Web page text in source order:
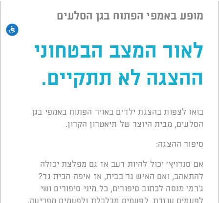
מופע באמפי הפתוח בגן הסלעים
לאור המצב הבטחוני
ההצגה לא תתקיים.
בואו לצפות בהצגת ילדים באויר הפתוח באמפי בגן
הסלעים, מבית היוצר של תיאטרון הקרון.
סיפור ההצגה:
אם סנדויץ׳ יכול להיות רעב אז גם מפלצת יכולה
להתאהב, ואם האיש גר בבית, אז איפה הבית גר?
ג'רמי מנסה לכתוב סיפורים, כל מיני סיפורים ושי
לפעמים עוזרת, לפעמים מבלבלת ולפעמים מפריעה.